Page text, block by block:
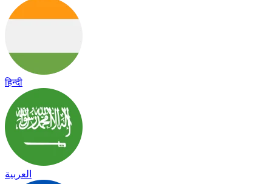
हिन्दी
العربية